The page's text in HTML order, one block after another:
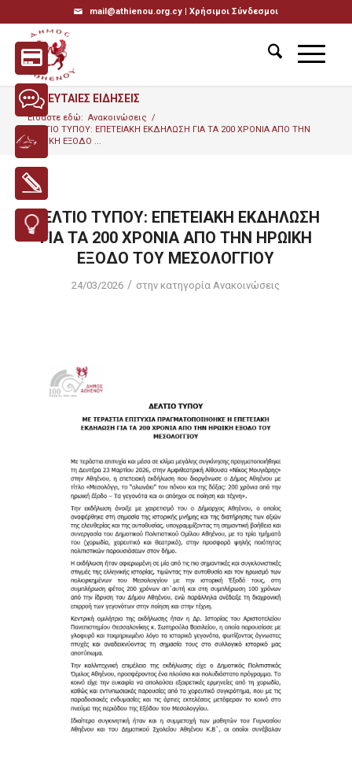
mail@athienou.org.cy | Χρήσιμοι Σύνδεσμοι
ΤΕΛΕΥΤΑΙΕΣ ΕΙΔΗΣΕΙΣ
Είσαστε εδώ: Ανακοινώσεις /
ΔΕΛΤΙΟ ΤΥΠΟΥ: ΕΠΕΤΕΙΑΚΗ ΕΚΔΗΛΩΣΗ ΓΙΑ ΤΑ 200 ΧΡΟΝΙΑ ΑΠΟ ΤΗΝ
ΗΡΩΙΚΗ ΕΞΟΔΟ ...
ΔΕΛΤΙΟ ΤΥΠΟΥ: ΕΠΕΤΕΙΑΚΗ ΕΚΔΗΛΩΣΗ
ΓΙΑ ΤΑ 200 ΧΡΟΝΙΑ ΑΠΟ ΤΗΝ ΗΡΩΙΚΗ
ΕΞΟΔΟ ΤΟΥ ΜΕΣΟΛΟΓΓΙΟΥ
24/03/2026 / στην κατηγορίαΑνακοινώσεις